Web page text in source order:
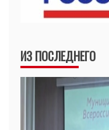
ИЗ ПОСЛЕДНЕГО